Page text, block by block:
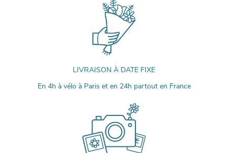
LIVRAISON À DATE FIXE
En 4h à vélo à Paris et en 24h partout en France